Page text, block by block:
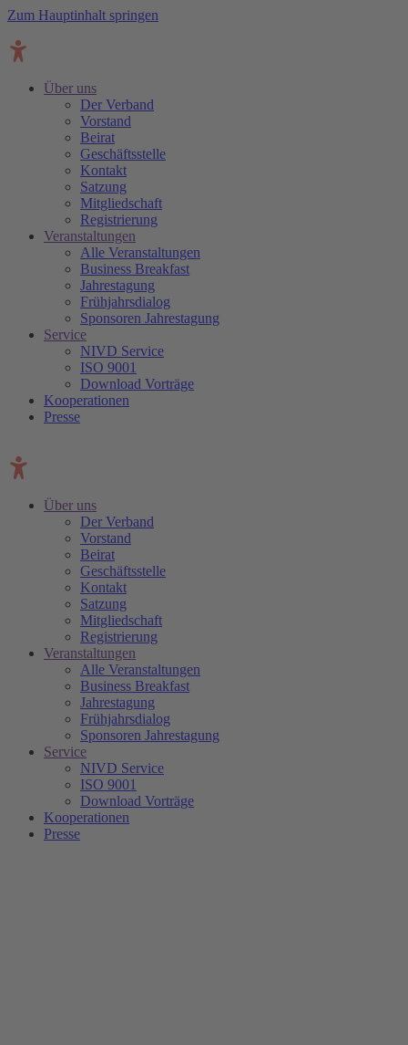
Zum Hauptinhalt springen
Über uns
Der Verband
Vorstand
Beirat
Geschäftsstelle
Kontakt
Satzung
Mitgliedschaft
Registrierung
Veranstaltungen
Alle Veranstaltungen
Business Breakfast
Jahrestagung
Frühjahrsdialog
Sponsoren Jahrestagung
Service
NIVD Service
ISO 9001
Download Vorträge
Kooperationen
Presse
Über uns
Der Verband
Vorstand
Beirat
Geschäftsstelle
Kontakt
Satzung
Mitgliedschaft
Registrierung
Veranstaltungen
Alle Veranstaltungen
Business Breakfast
Jahrestagung
Frühjahrsdialog
Sponsoren Jahrestagung
Service
NIVD Service
ISO 9001
Download Vorträge
Kooperationen
Presse